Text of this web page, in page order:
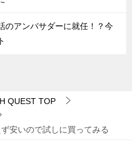
のアンバサダーに就任！？今
QUEST TOP
安いので試しに買ってみる